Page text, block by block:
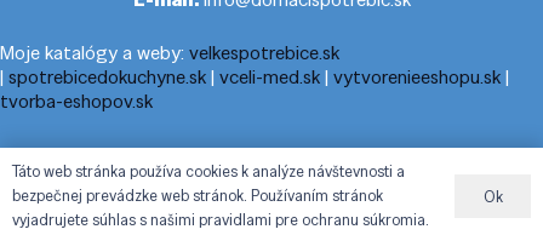
Moje katalógy a weby: velkespotrebice.sk
| spotrebicedokuchyne.sk| vceli-med.sk| vytvorenieeshopu.sk|
tvorba-eshopov.sk
Moje blogy:cestovnyporiadok.eu|pracanadoma.net|telefonny-
zoznam-podla-cisla.sk |praca-z-domu-na-pc.sk|dnesny-
horoskop.sk|cestuj-dovolenkuj.sk|cestovny-poriadok.eu
Táto web stránka používa cookies k analýze návštevnosti a
bezpečnej prevádzke web stránok. Používaním stránok
vyjadrujete súhlas s našimi pravidlami pre ochranu súkromia.
Ok